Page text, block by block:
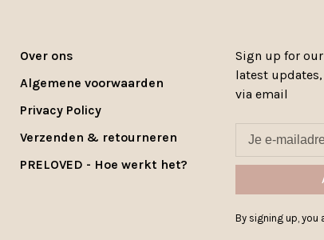
Over ons
Algemene voorwaarden
Privacy Policy
Verzenden & retourneren
PRELOVED - Hoe werkt het?
Sign up for
latest
via email
By signing up, you